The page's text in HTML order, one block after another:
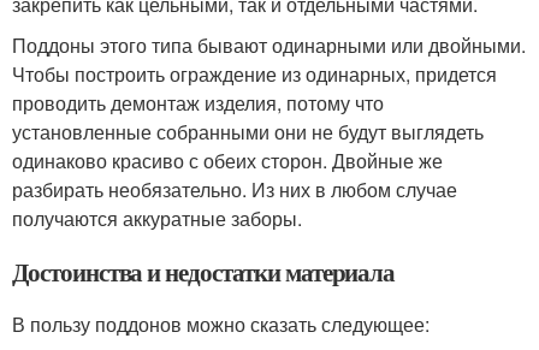
Поддоны этого типа бывают одинарными или двойными.
Чтобы построить ограждение из одинарных, придется
проводить демонтаж изделия, потому что
установленные собранными они не будут выглядеть
одинаково красиво с обеих сторон. Двойные же
разбирать необязательно. Из них в любом случае
получаются аккуратные заборы.
Достоинства и недостатки материала
В пользу поддонов можно сказать следующее: